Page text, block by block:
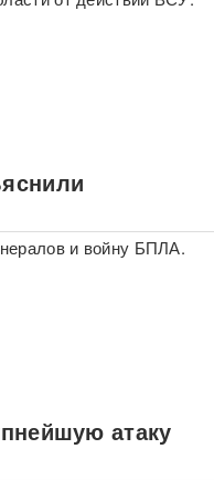
и войну БПЛА.
атаку